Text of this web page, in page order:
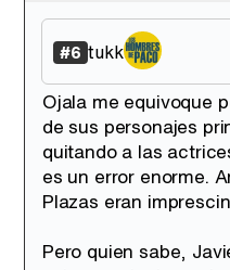
#6 tukk
Ojala me equivoque
de sus personajes
quitando a las
es un error enorme.
Plazas eran
Pero quien sabe,